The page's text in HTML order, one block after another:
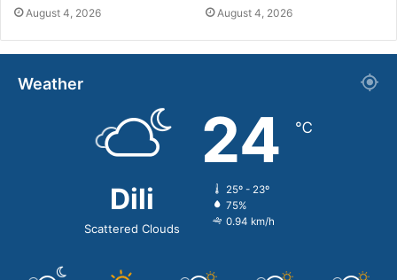
August 4, 2026 August 4, 2026
Weather
Dili
Scattered Clouds
24 ℃
25º - 23º
75%
0.94 km/h